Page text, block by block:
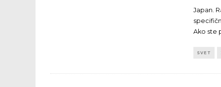
Japan.
Ako ste
SVET